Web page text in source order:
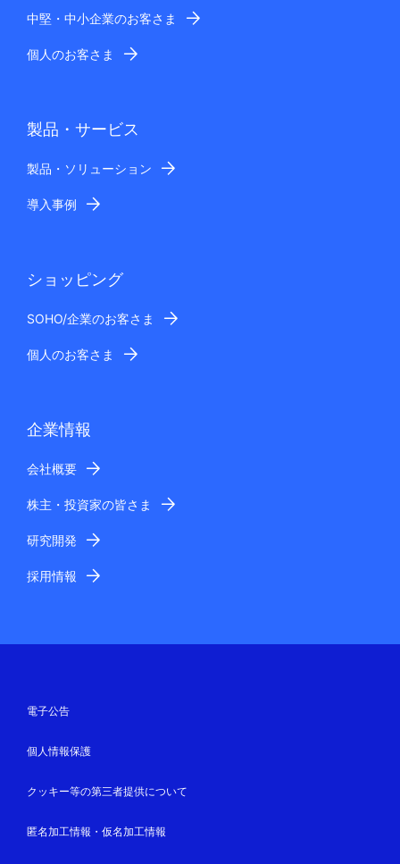
中堅・中小企業のお客さま
個人のお客さま
製品・サービス
製品・ソリューション
導入事例
ショッピング
SOHO/企業のお客さま
個人のお客さま
企業情報
会社概要
株主・投資家の皆さま
研究開発
採用情報
電子公告
個人情報保護
クッキー等の第三者提供について
匿名加工情報・仮名加工情報